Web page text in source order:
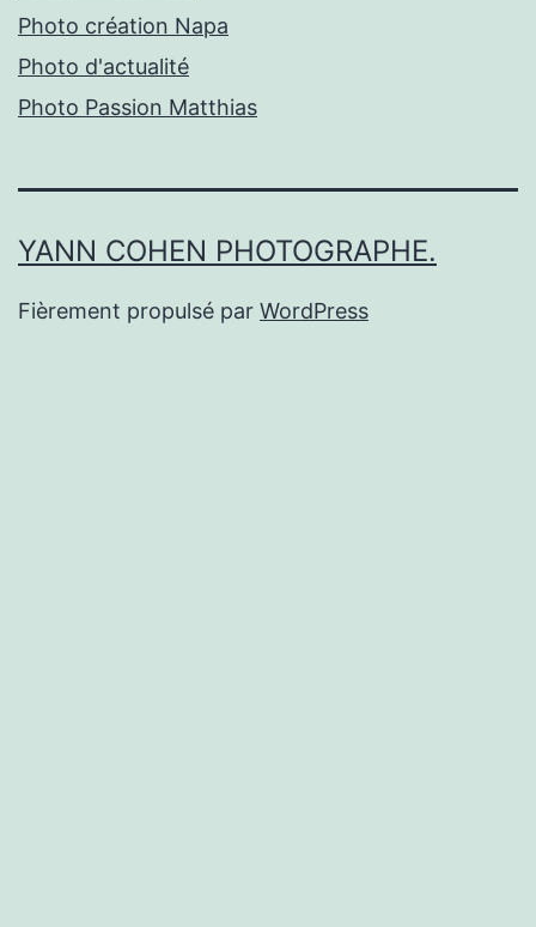
Photo création Napa
Photo d'actualité
Photo Passion Matthias
YANN COHEN PHOTOGRAPHE.
Fièrement propulsé par WordPress